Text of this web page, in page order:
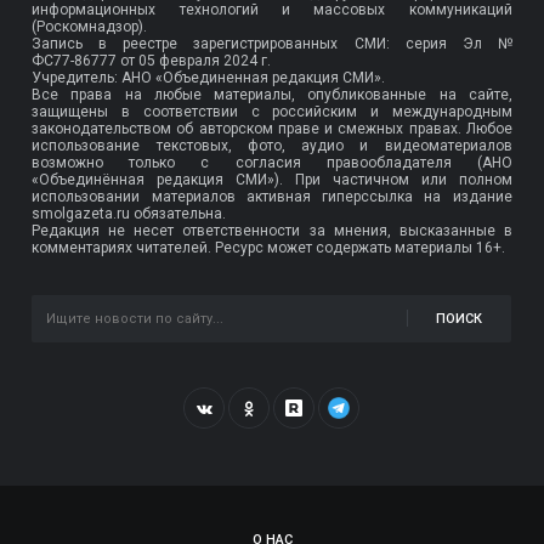
информационных технологий и массовых коммуникаций
(Роскомнадзор).
Запись в реестре зарегистрированных СМИ: серия Эл №
ФС77-86777 от 05 февраля 2024 г.
Учредитель: АНО «Объединенная редакция СМИ».
Все права на любые материалы, опубликованные на сайте,
защищены в соответствии с российским и международным
законодательством об авторском праве и смежных правах. Любое
использование текстовых, фото, аудио и видеоматериалов
возможно только с согласия правообладателя (АНО
«Объединённая редакция СМИ»). При частичном или полном
использовании материалов активная гиперссылка на издание
smolgazeta.ru обязательна.
Редакция не несет ответственности за мнения, высказанные в
комментариях читателей. Ресурс может содержать материалы 16+.
ПОИСК
О НАС